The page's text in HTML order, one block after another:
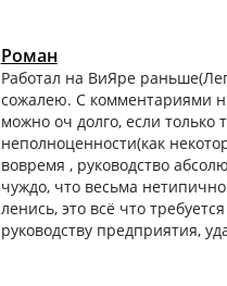
Роман
Работал на ВиЯре
сожалею. С комментариями
можно оч долго, если только
неполноценности(как
вовремя , руководство
чуждо, что весьма
ленись, это всё что
руководству предприятия,